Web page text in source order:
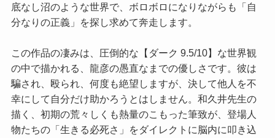
底なし沼のような世界で、ボロボロになりながらも「自
分なりの正義」を探し求めて奔走します。
この作品の凄みは、圧倒的な【ダーク 9.5/10】な世界観
の中で描かれる、龍彦の愚直なまでの優しさです。彼は
騙され、殴られ、何度も絶望しますが、決して他人を不
幸にして自分だけ助かろうとはしません。和久井先生の
描く、初期の荒々しくも熱量のこもった筆致が、登場人
物たちの「生きる必死さ」をダイレクトに脳内に叩き込